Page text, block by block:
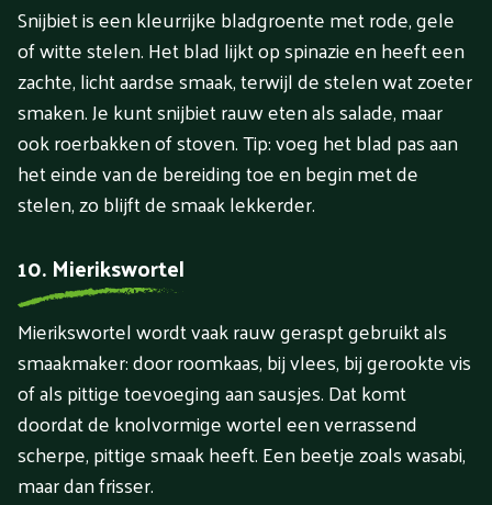
Snijbiet is een kleurrijke bladgroente met rode, gele
of witte stelen. Het blad lijkt op spinazie en heeft een
zachte, licht aardse smaak, terwijl de stelen wat zoeter
smaken. Je kunt snijbiet rauw eten als salade, maar
ook roerbakken of stoven. Tip: voeg het blad pas aan
het einde van de bereiding toe en begin met de
stelen, zo blijft de smaak lekkerder.
10. Mierikswortel
Mierikswortel wordt vaak rauw geraspt gebruikt als
smaakmaker: door roomkaas, bij vlees, bij gerookte vis
of als pittige toevoeging aan sausjes. Dat komt
doordat de knolvormige wortel een verrassend
scherpe, pittige smaak heeft. Een beetje zoals wasabi,
maar dan frisser.